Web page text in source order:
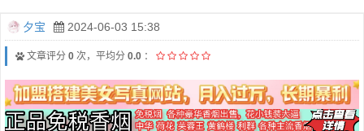
夕宝 2024-06-03 15:38
文章评分 0 次，平均分 0.0 ：